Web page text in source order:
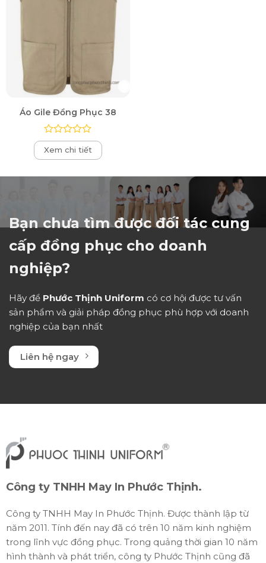
Áo Gile Đồng Phục 38
Được
xếp
hạng
Xem chi tiết
Bạn chưa tìm được đối tác cung
cấp đồng phục cho doanh
nghiệp?
Hãy để Phước Thịnh Uniform có cơ hội được tư vấn
sản phẩm và giải pháp đồng phục phù hợp với doanh
nghiệp của bạn nhất
Liên hệ ngay
Công ty TNHH May In Phước Thịnh.
Công ty TNHH May In Phước Thịnh. Được thành lập từ
năm 2011. Tính đến nay đã có trên 10 năm kinh nghiệm
trong lĩnh vực đồng phục. Trong quảng thời gian 10 năm
hình thành và phát triển, công ty Phước Thịnh cũng đã